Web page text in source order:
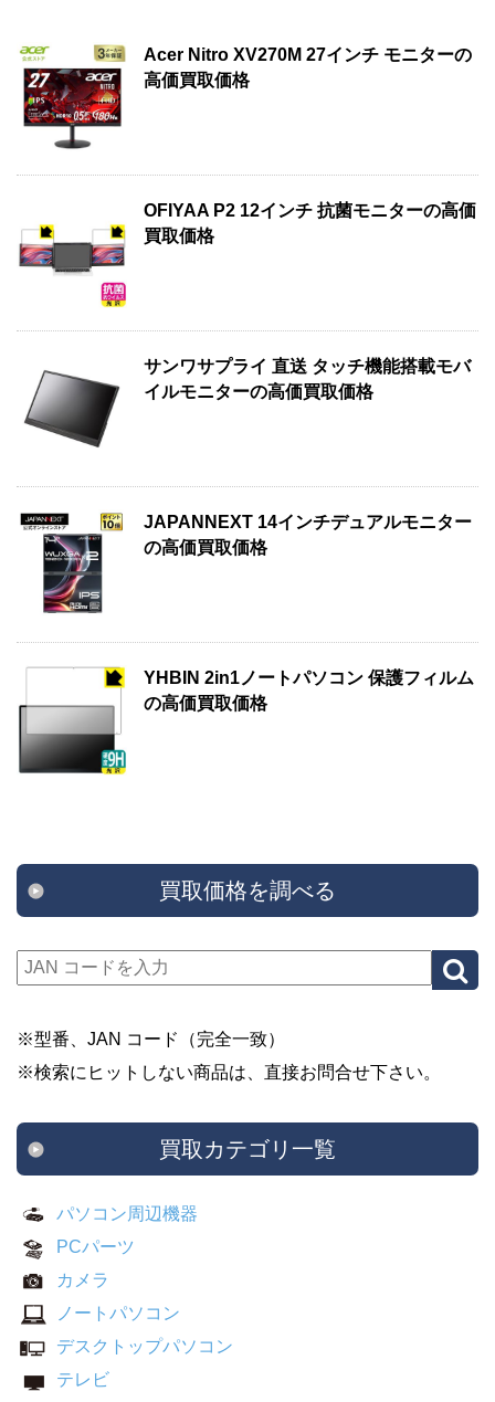
Acer Nitro XV270M 27インチ モニターの
高価買取価格
OFIYAA P2 12インチ 抗菌モニターの高価
買取価格
サンワサプライ 直送 タッチ機能搭載モバ
イルモニターの高価買取価格
JAPANNEXT 14インチデュアルモニター
の高価買取価格
YHBIN 2in1ノートパソコン 保護フィルム
の高価買取価格
買取価格を調べる
※型番、JAN コード（完全一致）
※検索にヒットしない商品は、直接お問合せ下さい。
買取カテゴリ一覧
パソコン周辺機器
PCパーツ
カメラ
ノートパソコン
デスクトップパソコン
テレビ